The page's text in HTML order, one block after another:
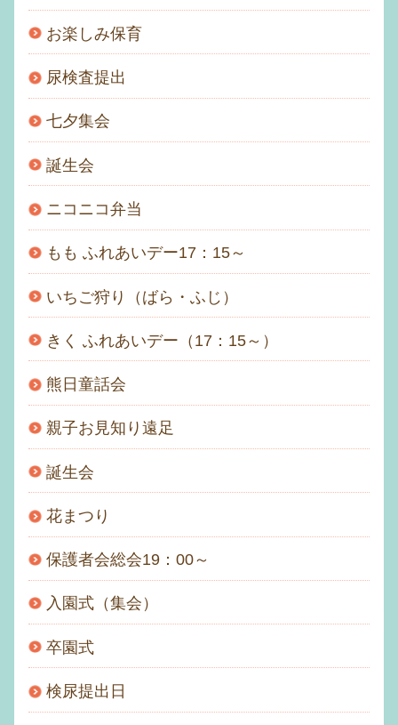
お楽しみ保育
尿検査提出
七夕集会
誕生会
ニコニコ弁当
もも ふれあいデー17：15～
いちご狩り（ばら・ふじ）
きく ふれあいデー（17：15～）
熊日童話会
親子お見知り遠足
誕生会
花まつり
保護者会総会19：00～
入園式（集会）
卒園式
検尿提出日